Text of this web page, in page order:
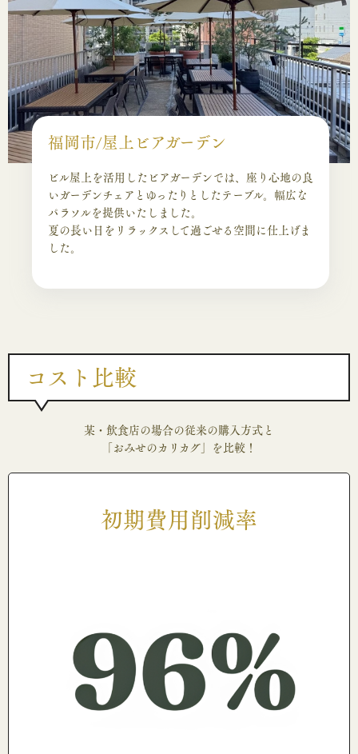
福岡市/屋上ビアガーデン
ビル屋上を活用したビアガーデンでは、座り心地の良
いガーデンチェアとゆったりとしたテーブル。幅広な
パラソルを提供いたしました。
夏の長い日をリラックスして過ごせる空間に仕上げま
した。
コスト比較
某・飲食店の場合の従来の購入方式と
「おみせのカリカグ」を比較！
初期費用削減率